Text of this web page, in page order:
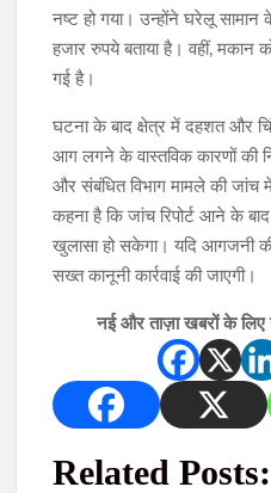
नष्ट हो गया। उन्होंने घरेलू
हजार रुपये बताया है। वहीं, मकान
गई है।
घटना के बाद क्षेत्र में दहशत और
आग लगने के वास्तविक कारणों की
और संबंधित विभाग मामले की जांच
कहना है कि जांच रिपोर्ट आने के
खुलासा हो सकेगा। यदि आगजनी की
सख्त कानूनी कार्रवाई की जाएगी।
नई और ताज़ा खबरों के
Related Posts: